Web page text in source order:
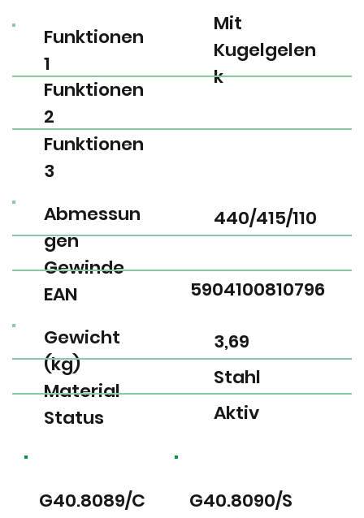
G40.8089/C G40.8090/S
EAN
Gewinde
Abmessun
gen
5904100810796
440/415/110
Gewicht
(kg)
Material
Status
3,69
Stahl
Aktiv
Funktionen
1
Funktionen
2
Funktionen
3
Mit
Kugelgelen
k